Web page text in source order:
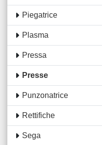
Piegatrice
Plasma
Pressa
Presse
Punzonatrice
Rettifiche
Sega